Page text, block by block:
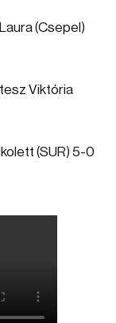
(Csepel)
Viktória
(SUR) 5-0